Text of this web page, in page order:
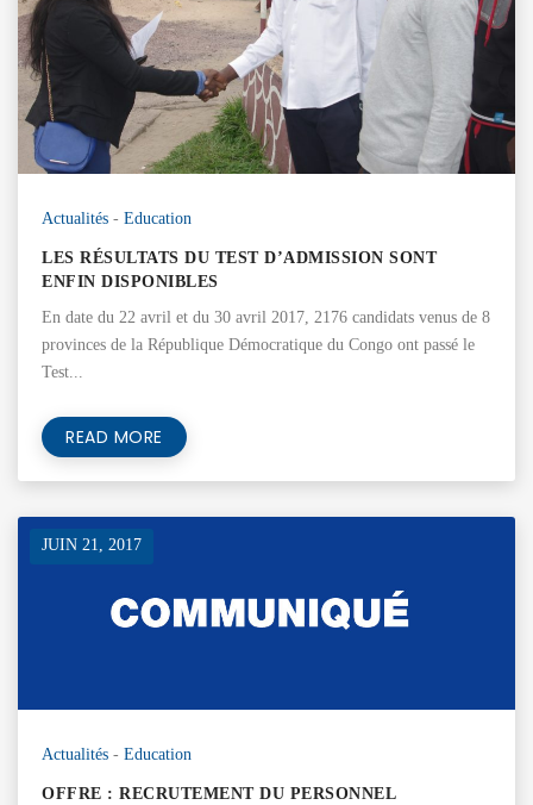
Actualités - Education
LES RÉSULTATS DU TEST D’ADMISSION SONT
ENFIN DISPONIBLES
En date du 22 avril et du 30 avril 2017, 2176 candidats venus de 8
provinces de la République Démocratique du Congo ont passé le
Test...
READ MORE
JUIN 21, 2017
Actualités - Education
OFFRE : RECRUTEMENT DU PERSONNEL